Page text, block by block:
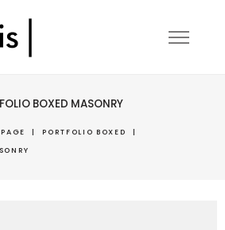
BOXED MASONRY
| PORTFOLIO BOXED
|